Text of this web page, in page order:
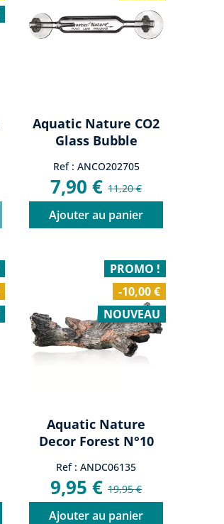
Aquatic Nature CO2
Glass Bubble
Ref : ANCO202705
7,90 €11,20 €
Ajouter au panier
Aquatic Nature
Decor Forest N°10
Ref : ANDC06135
9,95 €19,95 €
Ajouter au panier
PROMO !
-10,00 €
NOUVEAU